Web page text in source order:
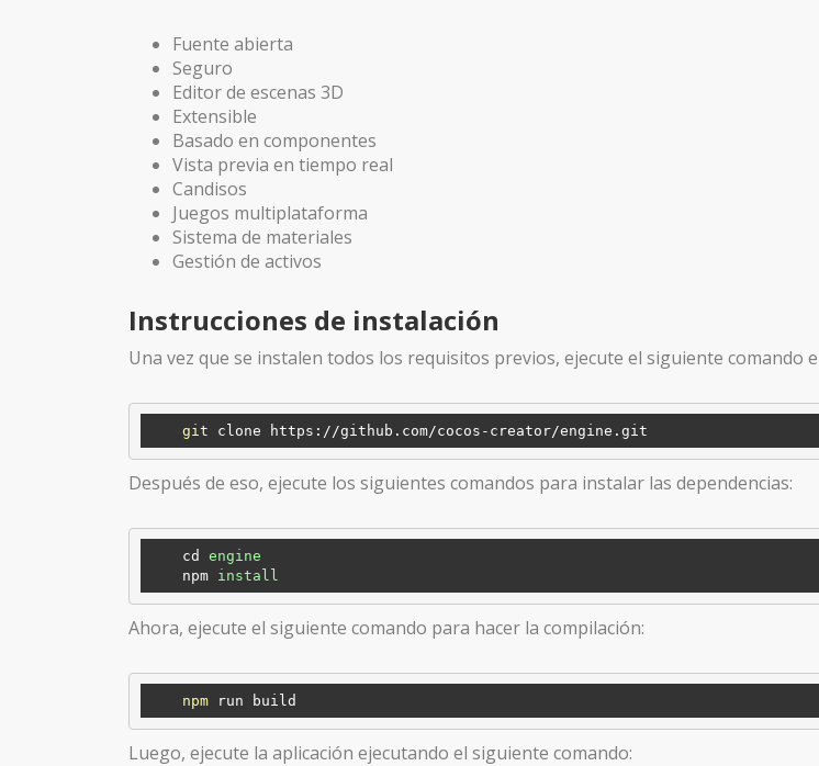
Fuente abierta
Seguro
Editor de escenas 3D
Extensible
Basado en componentes
Vista previa en tiempo real
Candisos
Juegos multiplataforma
Sistema de materiales
Gestión de activos
Instrucciones de instalación
Una vez que se instalen todos los requisitos previos, ejecute el siguiente comando
git
Después de eso, ejecute los siguientes comandos para instalar las dependencias:
cd
engine
npm install
Ahora, ejecute el siguiente comando para hacer la compilación:
npm
Luego, ejecute la aplicación ejecutando el siguiente comando: